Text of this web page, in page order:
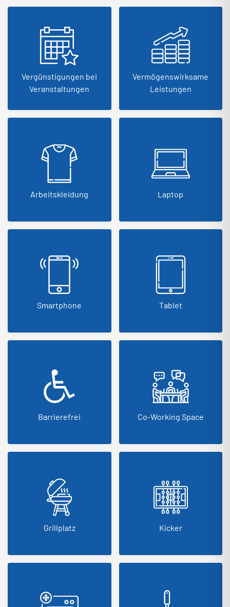
Vergünstigungen bei
Veranstaltungen
Vermögenswirksame
Leistungen
Arbeitskleidung Laptop
Smartphone Tablet
Barrierefrei Co-Working Space
Grillplatz Kicker